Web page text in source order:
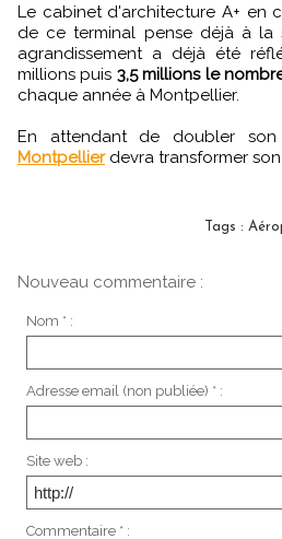
Le cabinet d'architecture A+ en
de ce terminal pense déjà à la
agrandissement a déjà été
millions puis 3,5 millions le
chaque année à Montpellier.
En attendant de doubler
Montpellierdevra transformer son
Tags :
Nouveau commentaire :
Nom * :
Adresse email (non publiée) * :
Site web :
Commentaire * :